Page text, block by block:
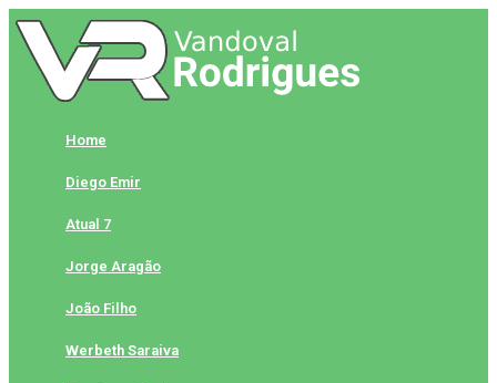
Skip
to
content
Home
Diego Emir
Atual 7
Jorge Aragão
João Filho
Werbeth Saraiva